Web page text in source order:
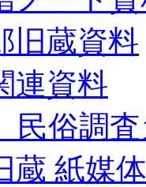
旧蔵資料
連資料
俗調査
蔵 紙媒